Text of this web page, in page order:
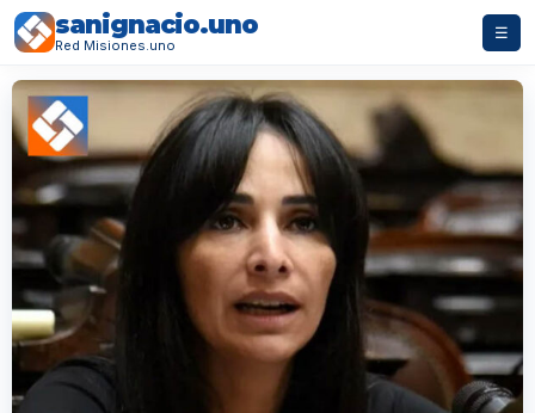
sanignacio.uno
Red Misiones.uno
☰